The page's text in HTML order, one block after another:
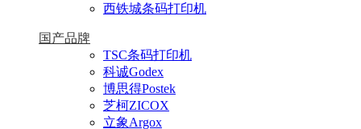
西铁城条码打印机
国产品牌
TSC条码打印机
科诚Godex
博思得Postek
芝柯ZICOX
立象Argox